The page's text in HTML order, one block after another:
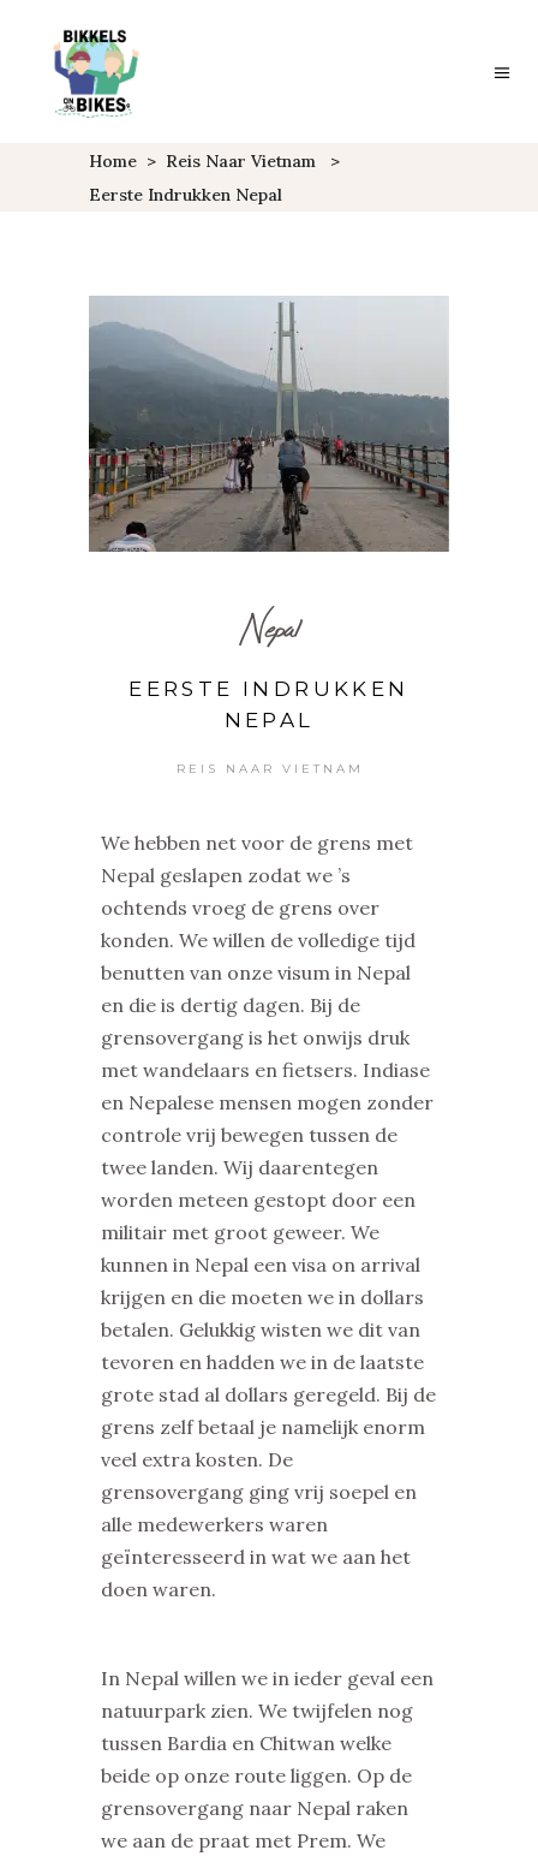
Home > Reis Naar Vietnam
>
Eerste Indrukken Nepal
Nepal
EERSTE INDRUKKEN
NEPAL
REIS NAAR VIETNAM
We hebben net voor de grens met
Nepal geslapen zodat we ’s
ochtends vroeg de grens over
konden. We willen de volledige tijd
benutten van onze visum in Nepal
en die is dertig dagen. Bij de
grensovergang is het onwijs druk
met wandelaars en fietsers. Indiase
en Nepalese mensen mogen zonder
controle vrij bewegen tussen de
twee landen. Wij daarentegen
worden meteen gestopt door een
militair met groot geweer. We
kunnen in Nepal een visa on arrival
krijgen en die moeten we in dollars
betalen. Gelukkig wisten we dit van
tevoren en hadden we in de laatste
grote stad al dollars geregeld. Bij de
grens zelf betaal je namelijk enorm
veel extra kosten. De
grensovergang ging vrij soepel en
alle medewerkers waren
geïnteresseerd in wat we aan het
doen waren.
In Nepal willen we in ieder geval een
natuurpark zien. We twijfelen nog
tussen Bardia en Chitwan welke
beide op onze route liggen. Op de
grensovergang naar Nepal raken
we aan de praat met Prem. We